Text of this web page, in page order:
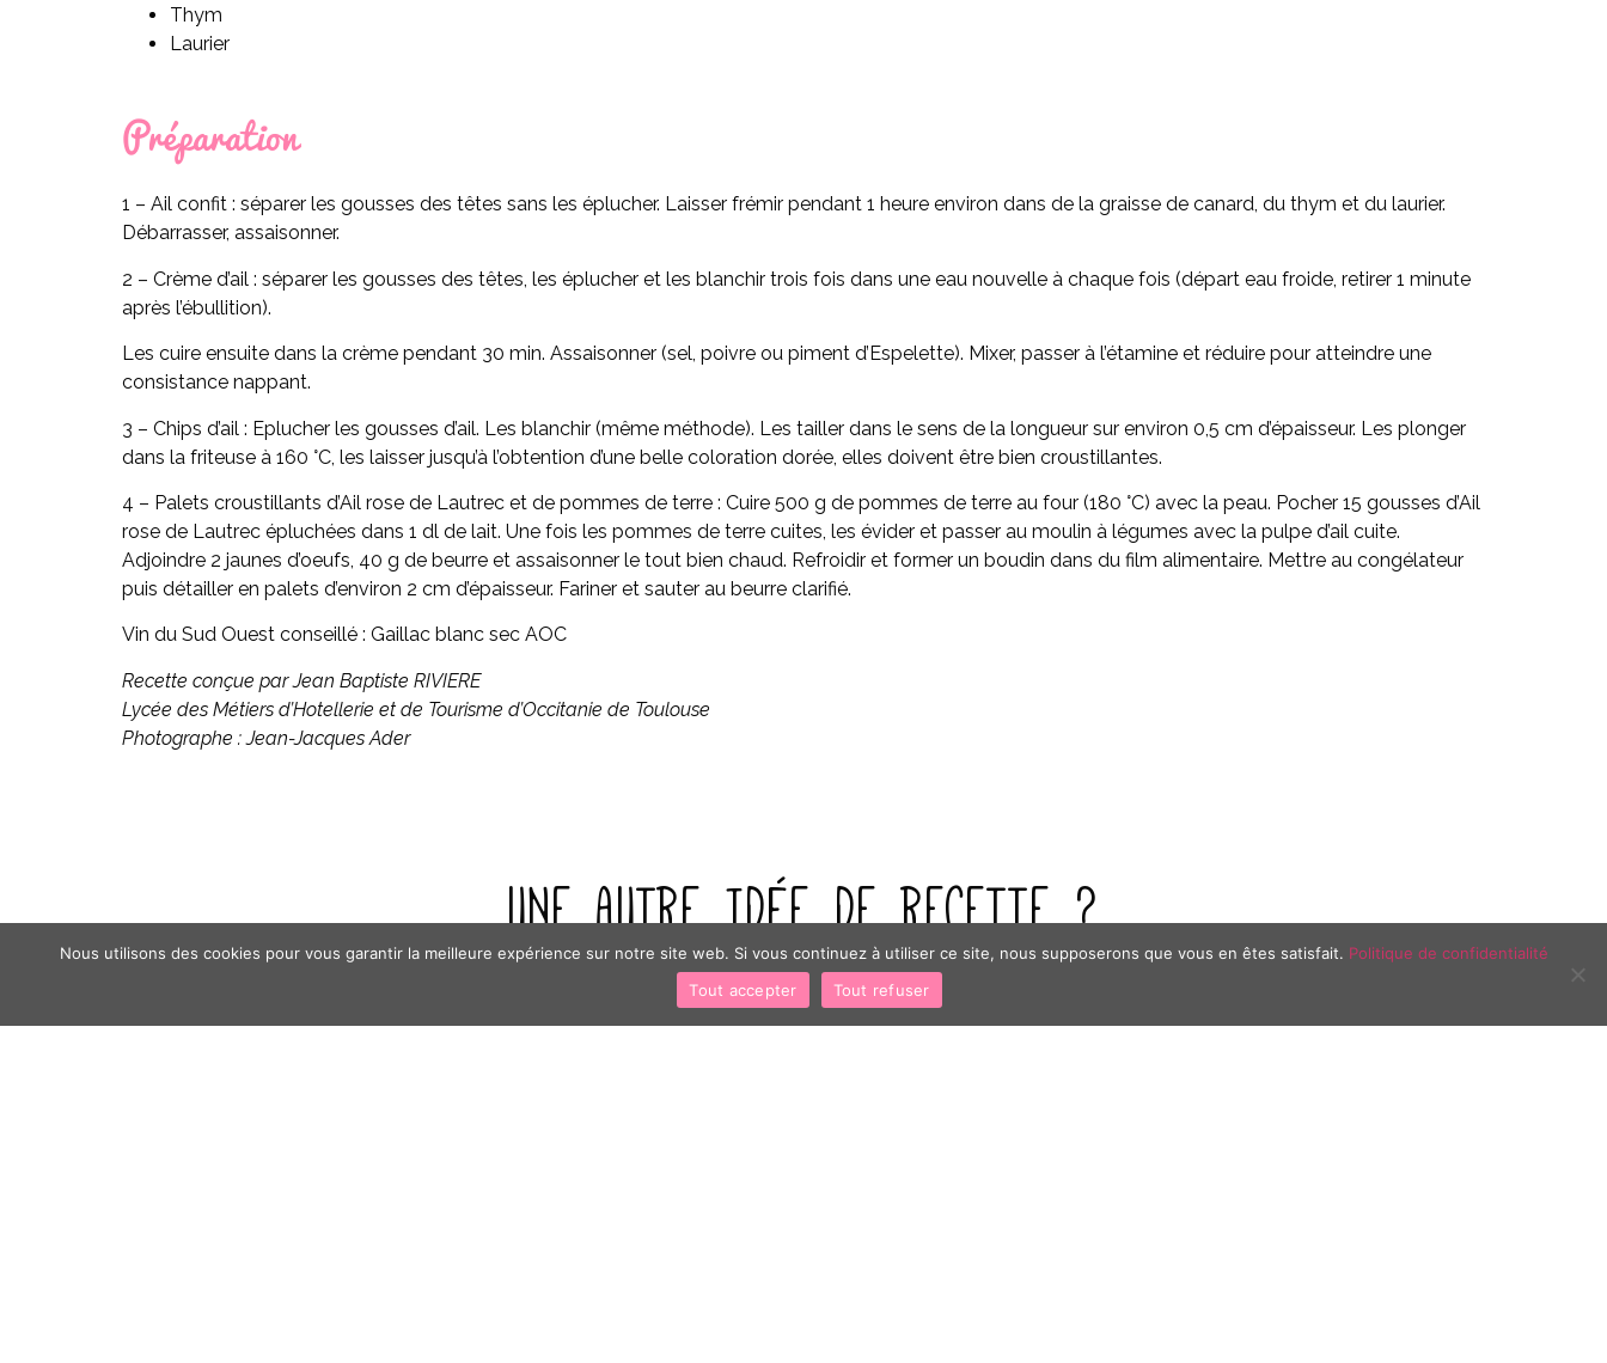
Thym
Laurier
Préparation
1 – Ail confit : séparer les gousses des têtes sans les éplucher. Laisser frémir pendant 1 heure environ dans de la graisse de canard, du thym et du laurier.
Débarrasser, assaisonner.
2 – Crème d’ail : séparer les gousses des têtes, les éplucher et les blanchir trois fois dans une eau nouvelle à chaque fois (départ eau froide, retirer 1 minute
après l’ébullition).
Les cuire ensuite dans la crème pendant 30 min. Assaisonner (sel, poivre ou piment d’Espelette). Mixer, passer à l’étamine et réduire pour atteindre une
consistance nappant.
3 – Chips d’ail : Eplucher les gousses d’ail. Les blanchir (même méthode). Les tailler dans le sens de la longueur sur environ 0,5 cm d’épaisseur. Les plonger
dans la friteuse à 160 °C, les laisser jusqu’à l’obtention d’une belle coloration dorée, elles doivent être bien croustillantes.
4 – Palets croustillants d’Ail rose de Lautrec et de pommes de terre : Cuire 500 g de pommes de terre au four (180 °C) avec la peau. Pocher 15 gousses d’Ail
rose de Lautrec épluchées dans 1 dl de lait. Une fois les pommes de terre cuites, les évider et passer au moulin à légumes avec la pulpe d’ail cuite.
Adjoindre 2 jaunes d’oeufs, 40 g de beurre et assaisonner le tout bien chaud. Refroidir et former un boudin dans du film alimentaire. Mettre au congélateur
puis détailler en palets d’environ 2 cm d’épaisseur. Fariner et sauter au beurre clarifié.
Vin du Sud Ouest conseillé : Gaillac blanc sec AOC
Recette conçue par Jean Baptiste RIVIERE
Lycée des Métiers d’Hotellerie et de Tourisme d’Occitanie de Toulouse
Photographe : Jean-Jacques Ader
UNE AUTRE IDÉE DE RECETTE ?
Nous utilisons des cookies pour vous garantir la meilleure expérience sur notre site web. Si vous continuez à utiliser ce site, nous supposerons que vous en êtes satisfait. Politique de confidentialité
Tout accepter
Tout refuser